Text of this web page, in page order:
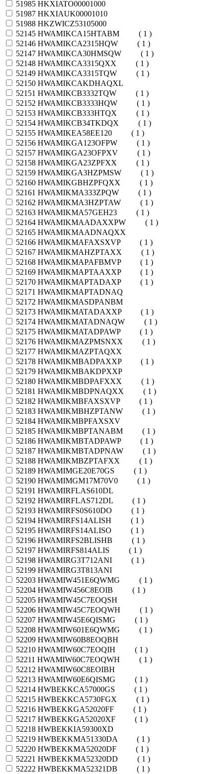
51985 HKXIATO00001000
51987 HKXIAUK00001010
51988 HKZWICZ53105000
52145 HWAMIKCA15HTABM
( 1 )
52146 HWAMIKCA2315HQW
( 1 )
52147 HWAMIKCA30HMSQW
( 1 )
52148 HWAMIKCA3315QXX
( 1 )
52149 HWAMIKCA3315TQW
( 1 )
52150 HWAMIKCAKDHAQXL
52151 HWAMIKCB3332TQW
( 1 )
52152 HWAMIKCB3333HQW
( 1 )
52153 HWAMIKCB333HTQX
( 1 )
52154 HWAMIKCB34TKDQX
( 1 )
52155 HWAMIKEA58EE120
( 1 )
52156 HWAMIKGA123OFPW
( 1 )
52157 HWAMIKGA23OFPXV
( 1 )
52158 HWAMIKGA23ZPFXX
( 1 )
52159 HWAMIKGA3HZPMSW
( 1 )
52160 HWAMIKGBHZPFQXX
( 1 )
52161 HWAMIKMA333ZPQW
( 1 )
52162 HWAMIKMA3HZPTAW
( 1 )
52163 HWAMIKMA57GEH23
( 1 )
52164 HWAMIKMAADAXXPW
( 1 )
52165 HWAMIKMAADNAQXX
52166 HWAMIKMAFAXSXVP
( 1 )
52167 HWAMIKMAHZPTAXX
( 1 )
52168 HWAMIKMAPAFBMVP
( 1 )
52169 HWAMIKMAPTAAXXP
( 1 )
52170 HWAMIKMAPTADAXP
( 1 )
52171 HWAMIKMAPTADNAQ
52172 HWAMIKMASDPANBM
52173 HWAMIKMATADAXXP
( 1 )
52174 HWAMIKMATADNAQW
( 1 )
52175 HWAMIKMATADPAWP
( 1 )
52176 HWAMIKMAZPMSNXX
( 1 )
52177 HWAMIKMAZPTAQXX
52178 HWAMIKMBADPAXXP
( 1 )
52179 HWAMIKMBAKDPXXP
52180 HWAMIKMBDPAFXXX
( 1 )
52181 HWAMIKMBDPNAQXX
( 1 )
52182 HWAMIKMBFAXSXVP
( 1 )
52183 HWAMIKMBHZPTANW
( 1 )
52184 HWAMIKMBPFAXSXV
52185 HWAMIKMBPTANABM
( 1 )
52186 HWAMIKMBTADPAWP
( 1 )
52187 HWAMIKMBTADPNAW
( 1 )
52188 HWAMIKMBZPTAFXX
( 1 )
52189 HWAMIMGE20E70GS
( 1 )
52190 HWAMIMGM17M70V0
( 1 )
52191 HWAMIRFLAS610DL
52192 HWAMIRFLAS712DL
( 1 )
52193 HWAMIRFS0S610DO
( 1 )
52194 HWAMIRFS14ALISH
( 1 )
52195 HWAMIRFS14ALISO
( 1 )
52196 HWAMIRFS2BLISHB
( 1 )
52197 HWAMIRFS814ALIS
( 1 )
52198 HWAMIRG3T712ANI
( 1 )
52199 HWAMIRG3T813ANI
52203 HWAMIW451E6QWMG
( 1 )
52204 HWAMIW456C8EOIB
( 1 )
52205 HWAMIW45C7EOQSH
52206 HWAMIW45C7EOQWH
( 1 )
52207 HWAMIW45E6QISMG
( 1 )
52208 HWAMIW601E6QWMG
( 1 )
52209 HWAMIW60B8EOQBH
52210 HWAMIW60C7EOQIH
( 1 )
52211 HWAMIW60C7EOQWH
( 1 )
52212 HWAMIW60C8EOIBH
52213 HWAMIW60E6QISMG
( 1 )
52214 HWBEKKCA57000GS
( 1 )
52215 HWBEKKCA5730FGX
( 1 )
52216 HWBEKKGA52020FF
( 1 )
52217 HWBEKKGA52020XF
( 1 )
52218 HWBEKKIA59300XD
52219 HWBEKKMA51330DA
( 1 )
52220 HWBEKKMA52020DF
( 1 )
52221 HWBEKKMA52320DD
( 1 )
52222 HWBEKKMA52321DB
( 1 )